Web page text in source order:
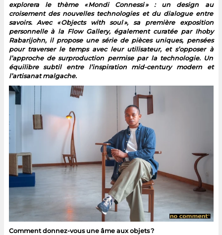
explorera le thème « Mondi Connessi » : un design au
croisement des nouvelles technologies et du dialogue entre
savoirs. Avec « Objects with soul », sa première exposition
personnelle à la Flow Gallery, également curatée par Ihoby
Rabarijohn, il propose une série de pièces uniques, pensées
pour traverser le temps avec leur utilisateur, et s’opposer à
l’approche de surproduction permise par la technologie. Un
équilibre subtil entre l’inspiration mid-century modern et
l’artisanat malgache.
Comment donnez-vous une âme aux objets ?